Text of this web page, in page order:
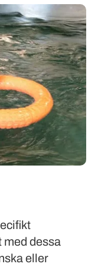
med dessa
eller